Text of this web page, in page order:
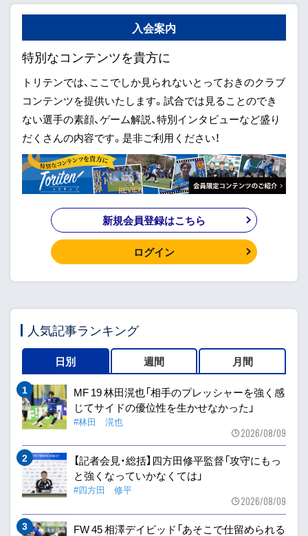
入会案内
特別なコンテンツを貴方に
トリテンでは、ここでしか見られないとっておきのクラブ
コンテンツを提供いたします。試合では見ることのでき
ない選手の素顔、ゲーム解説、特別インタビューなど盛り
だくさんの内容です。是非ご利用ください！
新規会員登録はこちら
ログイン
人気記事ランキング
日別 週間 月間
MF 19 林田滉也「相手のプレッシャーを強く感
じてサイドの優位性を生かせなかった」
#林田 滉也
2026/08/09
【記者会見・総括】四方田修平監督「攻守にもっ
と強くなっていかなくては」
#四方田 修平
2026/08/09
FW 45 相澤デイビッド「あそこで仕留められる